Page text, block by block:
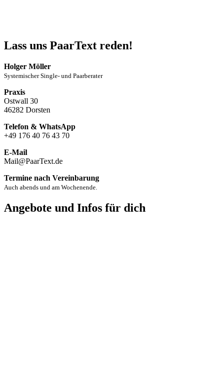
Lass uns PaarText reden!
Holger Möller
Systemischer Single- und Paarberater
Praxis
Ostwall 30
46282 Dorsten
Telefon & WhatsApp
+49 176 40 76 43 70
E-Mail
Mail@PaarText.de
Termine nach Vereinbarung
Auch abends und am Wochenende.
Angebote und Infos für dich